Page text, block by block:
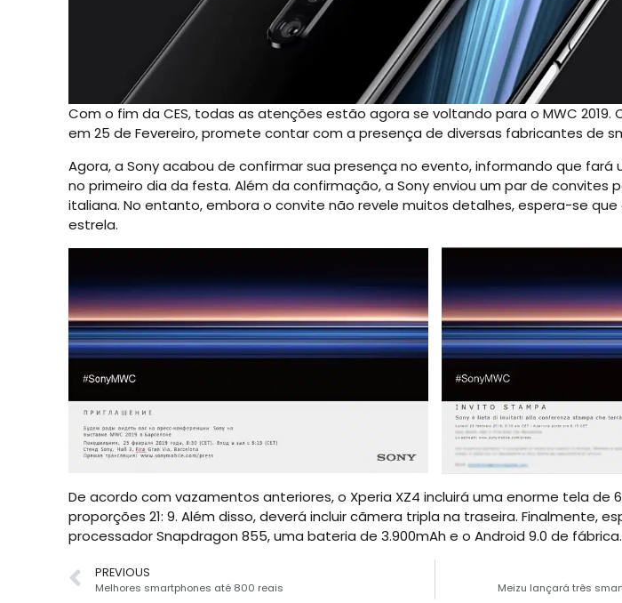
Com o fim da CES, todas as atenções estão agora se voltando para o MWC 2019.
em 25 de Fevereiro, promete contar com a presença de diversas fabricantes de
Agora, a Sony acabou de confirmar sua presença no evento, informando que fará
no primeiro dia da festa. Além da confirmação, a Sony enviou um par de convites
italiana. No entanto, embora o convite não revele muitos detalhes, espera-se que
estrela.
De acordo com vazamentos anteriores, o Xperia XZ4 incluirá uma enorme tela de
proporções 21: 9. Além disso, deverá incluir cãmera tripla na traseira. Finalmente,
processador Snapdragon 855, uma bateria de 3.900mAh e o Android 9.0 de fábrica.
PREVIOUS
Melhores smartphones até 800 reais Meizu lançará três